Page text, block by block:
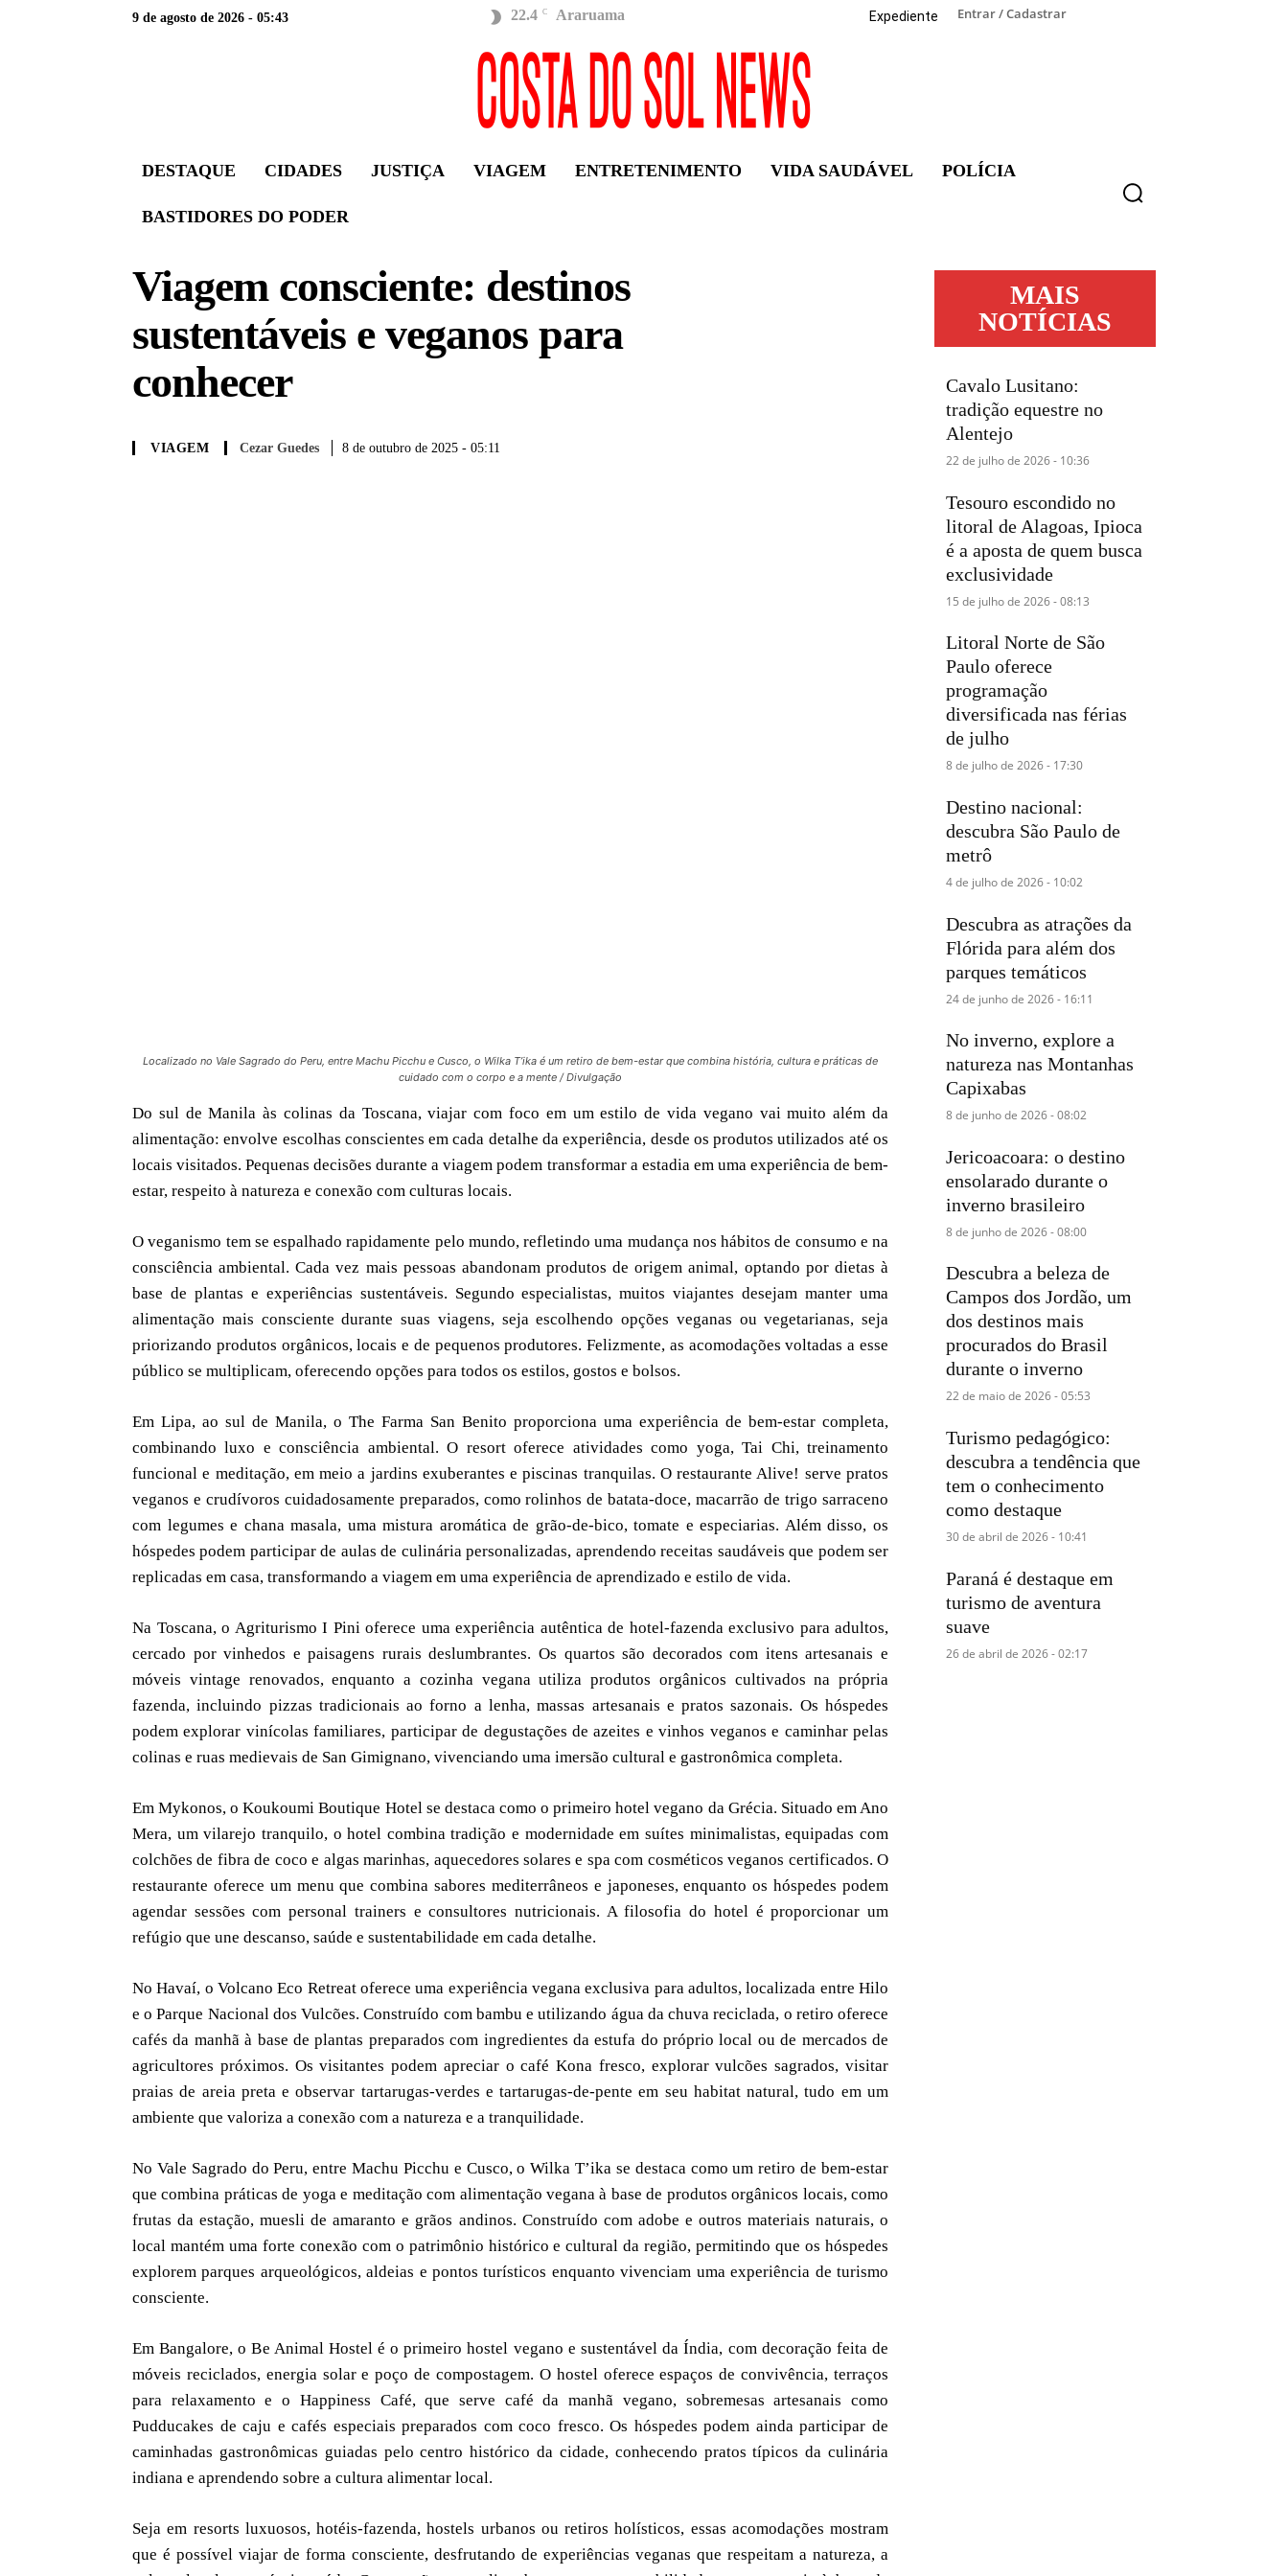
9 de agosto de 2026 - 05:43 22.4 C Araruama Entrar / Cadastrar
Expediente
DESTAQUE CIDADES JUSTIÇA VIAGEM ENTRETENIMENTO VIDA SAUDÁVEL POLÍCIA
BASTIDORES DO PODER
Viagem consciente: destinos
sustentáveis e veganos para
conhecer
VIAGEM Cezar Guedes 8 de outubro de 2025 - 05:11
Localizado no Vale Sagrado do Peru, entre Machu Picchu e Cusco, o Wilka T’ika é um retiro de bem-estar que combina história, cultura e práticas de
cuidado com o corpo e a mente / Divulgação
Do sul de Manila às colinas da Toscana, viajar com foco em um estilo de vida vegano vai muito além da
alimentação: envolve escolhas conscientes em cada detalhe da experiência, desde os produtos utilizados até os
locais visitados. Pequenas decisões durante a viagem podem transformar a estadia em uma experiência de bem-
estar, respeito à natureza e conexão com culturas locais.
O veganismo tem se espalhado rapidamente pelo mundo, refletindo uma mudança nos hábitos de consumo e na
consciência ambiental. Cada vez mais pessoas abandonam produtos de origem animal, optando por dietas à
base de plantas e experiências sustentáveis. Segundo especialistas, muitos viajantes desejam manter uma
alimentação mais consciente durante suas viagens, seja escolhendo opções veganas ou vegetarianas, seja
priorizando produtos orgânicos, locais e de pequenos produtores. Felizmente, as acomodações voltadas a esse
público se multiplicam, oferecendo opções para todos os estilos, gostos e bolsos.
Em Lipa, ao sul de Manila, o The Farma San Benito proporciona uma experiência de bem-estar completa,
combinando luxo e consciência ambiental. O resort oferece atividades como yoga, Tai Chi, treinamento
funcional e meditação, em meio a jardins exuberantes e piscinas tranquilas. O restaurante Alive! serve pratos
veganos e crudívoros cuidadosamente preparados, como rolinhos de batata-doce, macarrão de trigo sarraceno
com legumes e chana masala, uma mistura aromática de grão-de-bico, tomate e especiarias. Além disso, os
hóspedes podem participar de aulas de culinária personalizadas, aprendendo receitas saudáveis que podem ser
replicadas em casa, transformando a viagem em uma experiência de aprendizado e estilo de vida.
Na Toscana, o Agriturismo I Pini oferece uma experiência autêntica de hotel-fazenda exclusivo para adultos,
cercado por vinhedos e paisagens rurais deslumbrantes. Os quartos são decorados com itens artesanais e
móveis vintage renovados, enquanto a cozinha vegana utiliza produtos orgânicos cultivados na própria
fazenda, incluindo pizzas tradicionais ao forno a lenha, massas artesanais e pratos sazonais. Os hóspedes
podem explorar vinícolas familiares, participar de degustações de azeites e vinhos veganos e caminhar pelas
colinas e ruas medievais de San Gimignano, vivenciando uma imersão cultural e gastronômica completa.
Em Mykonos, o Koukoumi Boutique Hotel se destaca como o primeiro hotel vegano da Grécia. Situado em Ano
Mera, um vilarejo tranquilo, o hotel combina tradição e modernidade em suítes minimalistas, equipadas com
colchões de fibra de coco e algas marinhas, aquecedores solares e spa com cosméticos veganos certificados. O
restaurante oferece um menu que combina sabores mediterrâneos e japoneses, enquanto os hóspedes podem
agendar sessões com personal trainers e consultores nutricionais. A filosofia do hotel é proporcionar um
refúgio que une descanso, saúde e sustentabilidade em cada detalhe.
No Havaí, o Volcano Eco Retreat oferece uma experiência vegana exclusiva para adultos, localizada entre Hilo
e o Parque Nacional dos Vulcões. Construído com bambu e utilizando água da chuva reciclada, o retiro oferece
cafés da manhã à base de plantas preparados com ingredientes da estufa do próprio local ou de mercados de
agricultores próximos. Os visitantes podem apreciar o café Kona fresco, explorar vulcões sagrados, visitar
praias de areia preta e observar tartarugas-verdes e tartarugas-de-pente em seu habitat natural, tudo em um
ambiente que valoriza a conexão com a natureza e a tranquilidade.
No Vale Sagrado do Peru, entre Machu Picchu e Cusco, o Wilka T’ika se destaca como um retiro de bem-estar
que combina práticas de yoga e meditação com alimentação vegana à base de produtos orgânicos locais, como
frutas da estação, muesli de amaranto e grãos andinos. Construído com adobe e outros materiais naturais, o
local mantém uma forte conexão com o patrimônio histórico e cultural da região, permitindo que os hóspedes
explorem parques arqueológicos, aldeias e pontos turísticos enquanto vivenciam uma experiência de turismo
consciente.
Em Bangalore, o Be Animal Hostel é o primeiro hostel vegano e sustentável da Índia, com decoração feita de
móveis reciclados, energia solar e poço de compostagem. O hostel oferece espaços de convivência, terraços
para relaxamento e o Happiness Café, que serve café da manhã vegano, sobremesas artesanais como
Pudducakes de caju e cafés especiais preparados com coco fresco. Os hóspedes podem ainda participar de
caminhadas gastronômicas guiadas pelo centro histórico da cidade, conhecendo pratos típicos da culinária
indiana e aprendendo sobre a cultura alimentar local.
Seja em resorts luxuosos, hotéis-fazenda, hostels urbanos ou retiros holísticos, essas acomodações mostram
que é possível viajar de forma consciente, desfrutando de experiências veganas que respeitam a natureza, a
MAIS
NOTÍCIAS
Cavalo Lusitano:
tradição equestre no
Alentejo
22 de julho de 2026 - 10:36
Tesouro escondido no
litoral de Alagoas, Ipioca
é a aposta de quem busca
exclusividade
15 de julho de 2026 - 08:13
Litoral Norte de São
Paulo oferece
programação
diversificada nas férias
de julho
8 de julho de 2026 - 17:30
Destino nacional:
descubra São Paulo de
metrô
4 de julho de 2026 - 10:02
Descubra as atrações da
Flórida para além dos
parques temáticos
24 de junho de 2026 - 16:11
No inverno, explore a
natureza nas Montanhas
Capixabas
8 de junho de 2026 - 08:02
Jericoacoara: o destino
ensolarado durante o
inverno brasileiro
8 de junho de 2026 - 08:00
Descubra a beleza de
Campos dos Jordão, um
dos destinos mais
procurados do Brasil
durante o inverno
22 de maio de 2026 - 05:53
Turismo pedagógico:
descubra a tendência que
tem o conhecimento
como destaque
30 de abril de 2026 - 10:41
Paraná é destaque em
turismo de aventura
suave
26 de abril de 2026 - 02:17